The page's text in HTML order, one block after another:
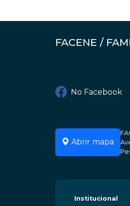
FACENE /
No Facebook
Abrir mapa
Institucional